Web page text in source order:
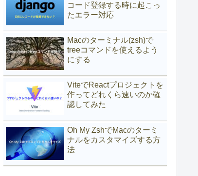
コード登録する時に起こっ
たエラー対応
Macのターミナル(zsh)で
treeコマンドを使えるよう
にする
ViteでReactプロジェクトを
作ってどれくら速いのか確
認してみた
Oh My ZshでMacのターミ
ナルをカスタマイズする方
法